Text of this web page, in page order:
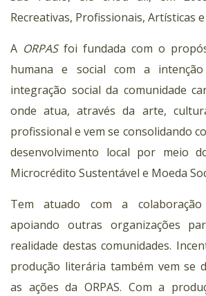
Recreativas, Profissionais, Artísticas e
A ORPASfoi fundada com o
humana e social com a
integração social da comunidade
onde atua, através da arte,
profissional e vem se consolidando
desenvolvimento local por meio
Microcrédito Sustentável e Moeda
Tem atuado com a
apoiando outras organizações
realidade destas comunidades.
produção literária também vem se
as ações da ORPAS. Com a